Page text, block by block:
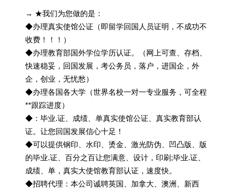
→ ★我们为您做的是：
◆办理真实使馆公证（即留学回国人员证明，不成功不
收费！！！）
◆办理教育部国外学位学历认证。（网上可查、存档、
快速稳妥，回国发展，考公务员，落户，进国企，外
企，创业，无忧愁）
◆办理各国各大学（世界名校一对一专业服务，可全程
**跟踪进度）
◆：毕业.证、成绩、单真实使馆公证、真实教育部认
证。让您回国发展信心十足！
◆可以提供钢印、水印、烫金、激光防伪、凹凸版、版
的毕业.证、百分之百让您满意、设计，印刷;毕业.证、
成绩、单，真实大使馆教育部认证，速度快。
◆招聘代理：本公司诚聘英国、加拿大、澳洲、新西